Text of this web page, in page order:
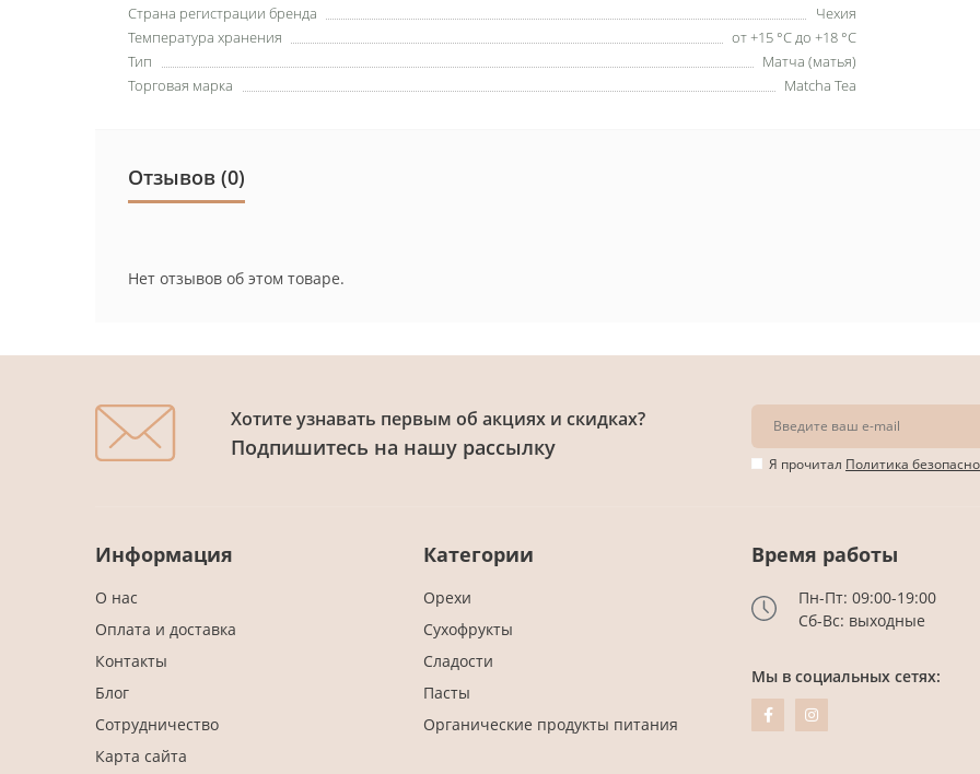
Страна регистрации бренда
Чехия
Температура хранения
от +15 °C до +18 °C
Тип
Матча (матья)
Торговая марка
Matcha Tea
Отзывов (0)
Нет отзывов об этом товаре.
Хотите узнавать первым об акциях и скидках?
Подпишитесь на нашу рассылку
Я прочитал Политика
Информация
О нас
Оплата и доставка
Контакты
Блог
Сотрудничество
Карта сайта
Категории
Орехи
Сухофрукты
Сладости
Пасты
Органические продукты питания
Время работы
Пн-Пт: 09:00-19:00
Сб-Вс: выходные
Мы в социальных сетях: